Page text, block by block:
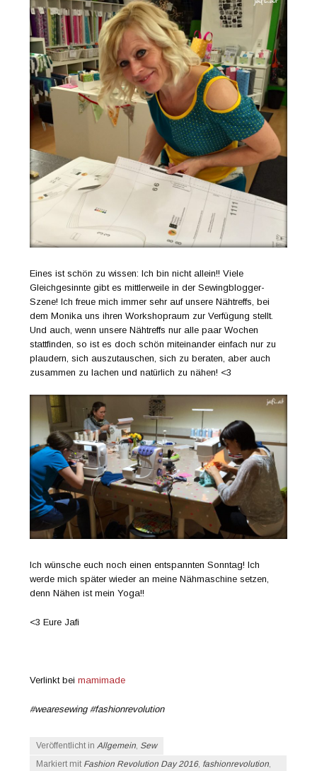
Eines ist schön zu wissen: Ich bin nicht allein!! Viele
Gleichgesinnte gibt es mittlerweile in der Sewingblogger-
Szene! Ich freue mich immer sehr auf unsere Nähtreffs, bei
dem Monika uns ihren Workshopraum zur Verfügung stellt.
Und auch, wenn unsere Nähtreffs nur alle paar Wochen
stattfinden, so ist es doch schön miteinander einfach nur zu
plaudern, sich auszutauschen, sich zu beraten, aber auch
zusammen zu lachen und natürlich zu nähen! <3
Ich wünsche euch noch einen entspannten Sonntag! Ich
werde mich später wieder an meine Nähmaschine setzen,
denn Nähen ist mein Yoga!!
<3 Eure Jafi
Verlinkt beimamimade
#wearesewing #fashionrevolution
Veröffentlicht in Allgemein Sew
Markiert mit Fashion Revolution Day 2016, fashionrevolution